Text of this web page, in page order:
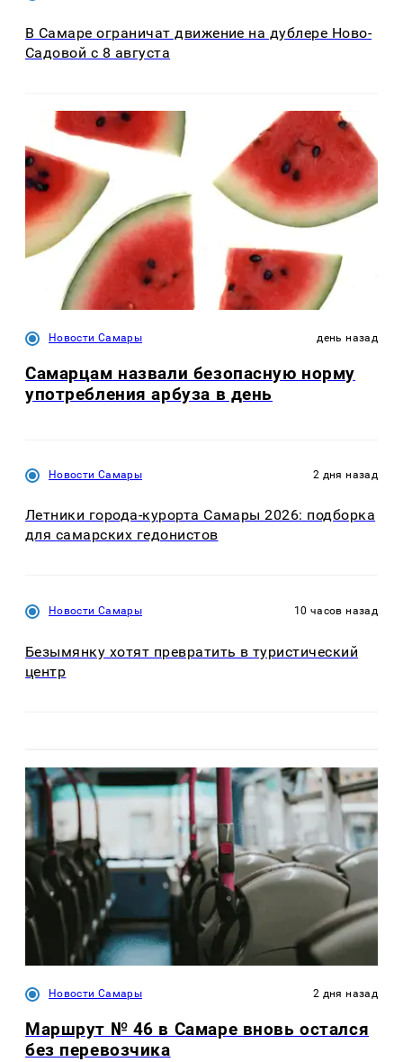
В Самаре ограничат движение на дублере Ново-
Садовой с 8 августа
Новости Самары день назад
Самарцам назвали безопасную норму
употребления арбуза в день
Новости Самары 2 дня назад
Летники города-курорта Самары 2026: подборка
для самарских гедонистов
Новости Самары 10 часов назад
Безымянку хотят превратить в туристический
центр
Новости Самары 2 дня назад
Маршрут № 46 в Самаре вновь остался
без перевозчика